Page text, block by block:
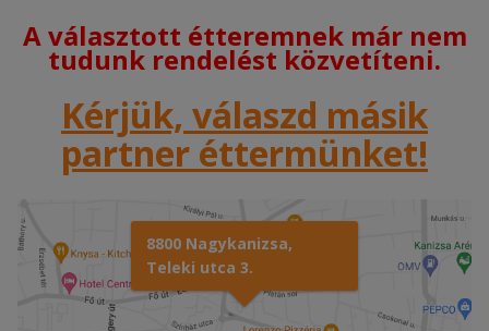
A választott étteremnek már nem
tudunk rendelést közvetíteni.
Kérjük, válaszd másik
partner éttermünket!
8800 Nagykanizsa,
Teleki utca 3.